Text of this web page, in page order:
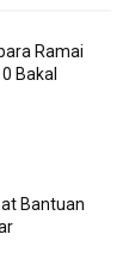
Ramai
Bakal
Bantuan